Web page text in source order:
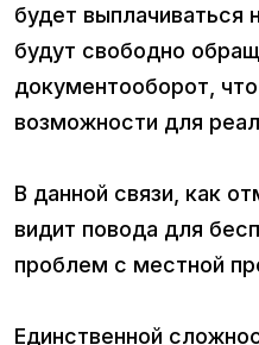
будет выплачиваться
будут свободно
документооборот,
возможности для
В данной связи, как
видит повода для
проблем с местной
Единственной